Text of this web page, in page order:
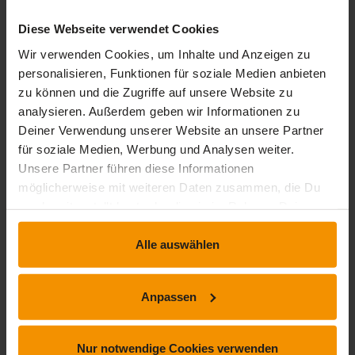
Diese Webseite verwendet Cookies
Wir verwenden Cookies, um Inhalte und Anzeigen zu
personalisieren, Funktionen für soziale Medien anbieten
zu können und die Zugriffe auf unsere Website zu
analysieren. Außerdem geben wir Informationen zu
Deiner Verwendung unserer Website an unsere Partner
für soziale Medien, Werbung und Analysen weiter.
Unsere Partner führen diese Informationen
möglicherweise mit weiteren Daten zusammen, die Du
Nutzung der Dienste gesammelt haben.
Alle auswählen
Anpassen
Nur notwendige Cookies verwenden
POWERPOINT
Microsoft PowerPoint 365
5.0 / 5 5.0 (1 Bewertung)
timelapse 0 Std. 41 Min. trending_up Fortgeschritten